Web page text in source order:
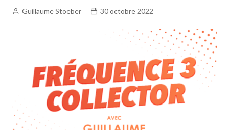
Fréquence 3 Urban
Fréquence 3 World
Guillaume Stoeber 30 octobre 2022